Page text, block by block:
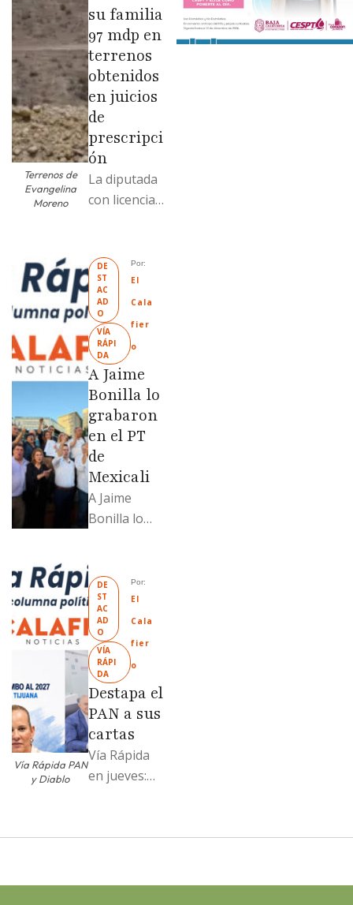
Terrenos de
Evangelina
Moreno
su familia
97 mdp en
terrenos
obtenidos
en juicios
de
prescripci
ón
La diputada
con licencia
antecedente
s de
prescripción
positiva; uno
fue
revendido
329% por
encima …
DE
ST
AC
AD
O
VÍA
RÁPI
DA
Por:
El
Cala
fier
o
A Jaime
Bonilla lo
grabaron
en el PT
de
Mexicali
A Jaime
Bonilla lo
Mexicali;
Llamadme
Ruffo
“Mandela”;
Evangelina
Moreno no
soportó; Los
…
Vía Rápida PAN
y Diablo
DE
ST
AC
AD
O
VÍA
RÁPI
DA
Por:
El
Cala
fier
o
Destapa el
PAN a sus
cartas
Vía Rápida
en jueves:
cartas; El